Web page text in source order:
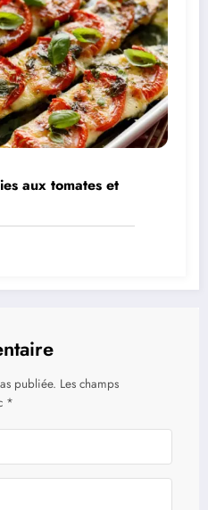
aux tomates et
publiée. Les champs
*